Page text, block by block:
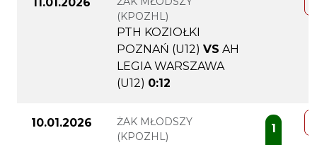
(KPOZHL)
PTH KOZIOŁKI
POZNAŃ (U12) VS AH
LEGIA WARSZAWA
(U12) 0:12
10.01.2026
ŻAK MŁODSZY
(KPOZHL)
1